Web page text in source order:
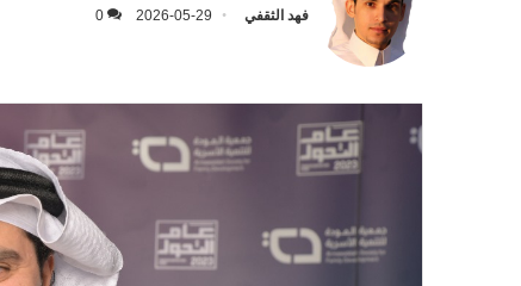
فهد الثقفي 2026-05-29
0